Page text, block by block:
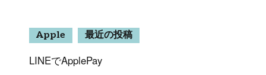
Apple 最近の投稿
LINEでApplePay